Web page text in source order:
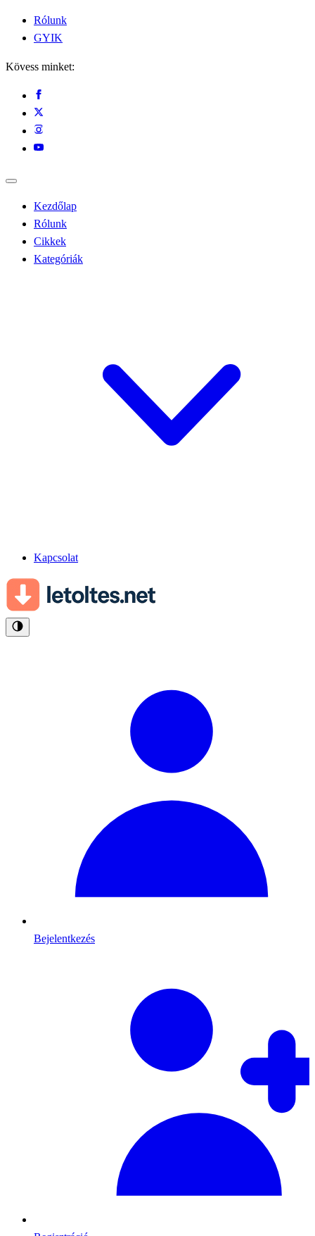
Rólunk
GYIK
Kövess minket:
Kezdőlap
Rólunk
Cikkek
Kategóriák
Kapcsolat
Bejelentkezés